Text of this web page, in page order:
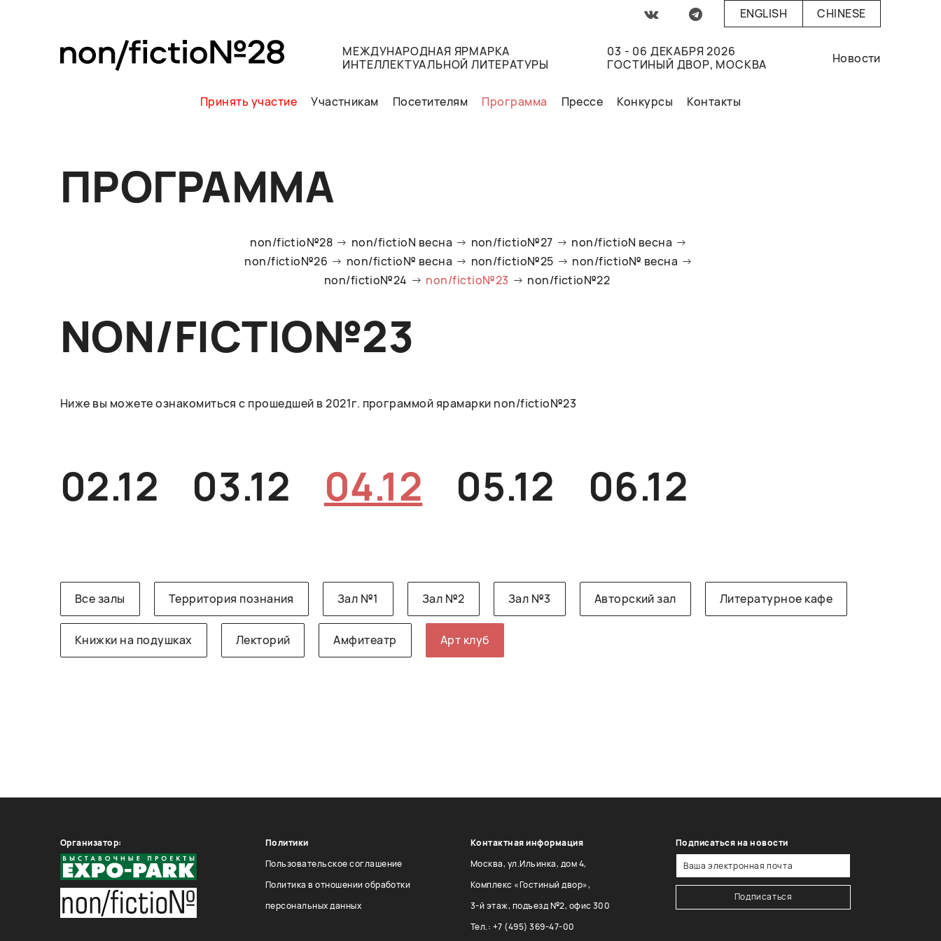
ENGLISH CHINESE
МЕЖДУНАРОДНАЯ ЯРМАРКА
ИНТЕЛЛЕКТУАЛЬНОЙ ЛИТЕРАТУРЫ
03 - 06 ДЕКАБРЯ 2026
ГОСТИНЫЙ ДВОР, МОСКВА
Новости
Принять участие Участникам Посетителям Программа Прессе Конкурсы Контакты
ПРОГРАММА
non/fictio№28 non/fictioN весна non/fictio№27
non/fictioN весна
non/fictio№26
non/fictio№ весна non/fictio№25
non/fictio№ весна
non/fictio№24
non/fictio№23 non/fictio№22
NON/FICTIO№23
Ниже вы можете ознакомиться с прошедшей в 2021г. программой ярамарки non/fictio№23
02.12 03.12 04.12 05.12 06.12
Все залы Территория познания Зал №1 Зал №2 Зал №3 Авторский зал Литературное кафе
Книжки на подушках Лекторий Амфитеатр Арт клуб
Организатор:
Политики
Пользовательское соглашение
Политика в отношении обработки
персональных данных
Контактная информация
Москва, ул.Ильинка, дом 4,
Комплекс «Гостиный двор»,
3-й этаж, подъезд №2, офис 300
Тел.: +7 (495) 369-47-00
Подписаться на новости
Подписаться